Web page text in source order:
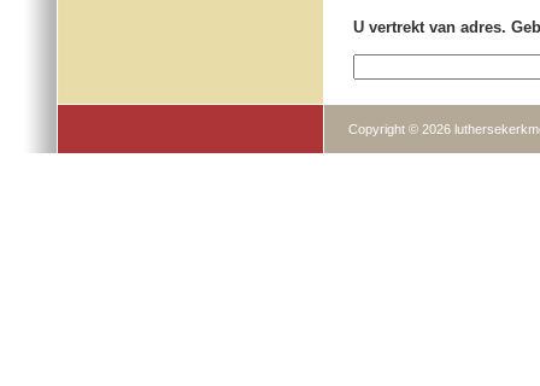
U vertrekt van adres.
Copyright © 2026